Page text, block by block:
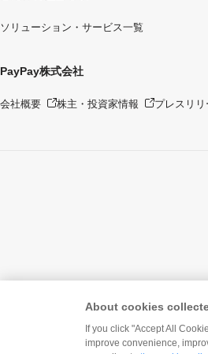
ソリューション・サービス一覧
PayPay株式会社
会社概要 株主・投資家情報 プレスリリ
About cookies
If you click "Accept All
improve convenience,